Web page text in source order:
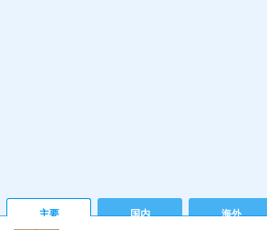
主要 国内 海外